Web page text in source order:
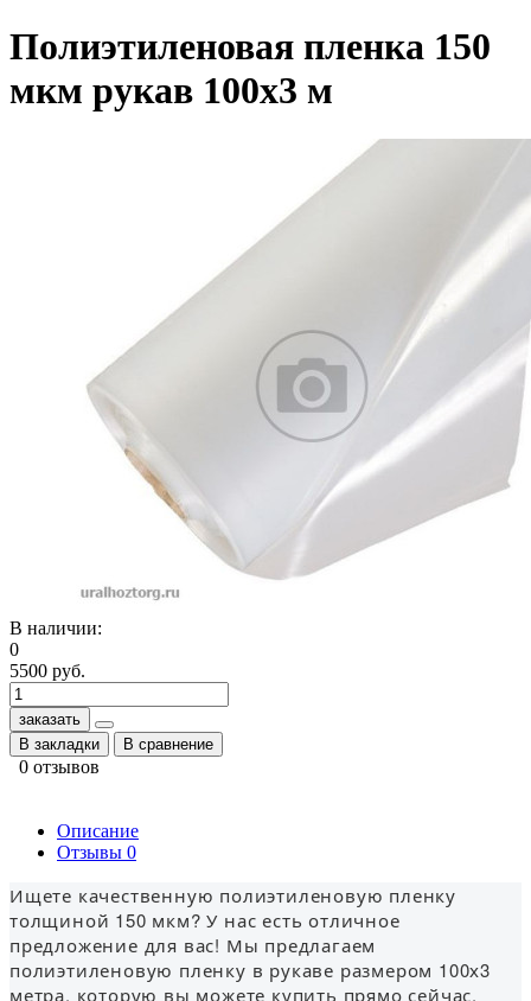
Полиэтиленовая пленка 150
мкм рукав 100х3 м
В наличии:
0
5500 руб.
заказать
В закладки
В сравнение
0 отзывов
Описание
Отзывы 0
Ищете качественную полиэтиленовую пленку
толщиной 150 мкм? У нас есть отличное
предложение для вас! Мы предлагаем
полиэтиленовую пленку в рукаве размером 100х3
метра, которую вы можете купить прямо сейчас.